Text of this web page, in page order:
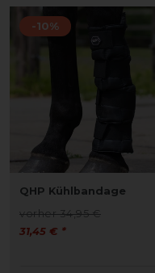
-10%
QHP Kühlbandage
vorher 34,95 €
31,45 € *